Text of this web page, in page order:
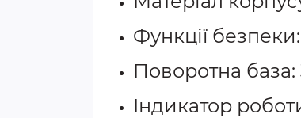
Функції
Поворотна база:
Індикатор